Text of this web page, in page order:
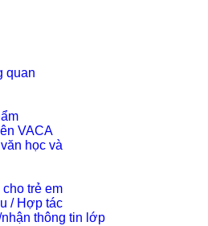
quan
VACA
học và
trẻ em
/ Hợp tác
thông tin lớp